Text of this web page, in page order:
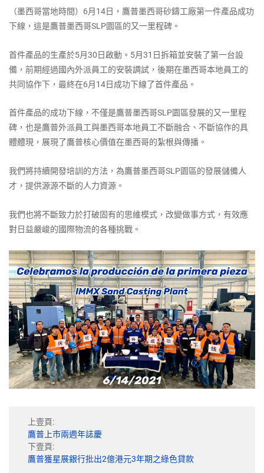
（墨西哥當地時間）6月14日，鷹普墨西哥砂鑄工廠第一件產品成功
下線，這是鷹普墨西哥SLP園區的又一里程碑。
首件產品的生產於5月30日啟動。5月31日拆箱並安裝了第一台設
備，前期經過國內外派員工的安裝調試，後期在墨西哥本地員工的
共同協作下，最終在6月14日成功下線了首件產品。
首件產品的成功下線，不僅是鷹普墨西哥SLP園區發展的又一里程
碑，也是鷹普外派員工與墨西哥本地員工不斷融合、不斷協作的具
體體現，展現了鷹普核心價值在墨西哥的紮根與傳播。
我們將持續開發培訓的方法，為鷹普墨西哥SLP園區的發展儲備人
才，提供源源不斷的人力資源。
我們也將不斷致力於打破固有的思維模式，改變做事方式，有效應
對日益嚴峻的國際物流的各種挑戰。
上壹頁:
鷹普上市兩週年誌慶
下壹頁:
鷹普獲星展銀行批出2億港元3年期之綠色貸款